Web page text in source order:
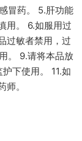
冒药。 5.肝功能
用。 6.如服用过
过敏者禁用，过
。 9.请将本品放
下使用。 11.如
。